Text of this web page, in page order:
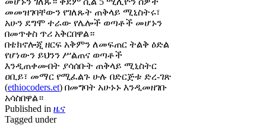
መመዝገባቸውን የገለጹት ጠቅላይ ሚኒስትሩ፣
አሁን ደግሞ ተራው የሌሎች ወጣቶች መሆኑን
በመጥቀስ ጥሪ አቅርበዋል።
በቴክኖሎጂ ዘርፍ አቅምን ለመፍጠር ትልቅ ዕድል
የሆነውን ይህንን ሥልጠና ወጣቶች
እንዲጠቀሙበት ያሳሰቡት ጠቅላይ ሚኒስትር
ዐቢይ፣ መማር የሚፈልጉ ሁሉ በድርጅቱ ድረ-ገጽ
(ethiocoders.et) በመግባት አሁኑኑ እንዲመዘገቡ
አሳስበዋል።
Published in ዜና
Tagged under